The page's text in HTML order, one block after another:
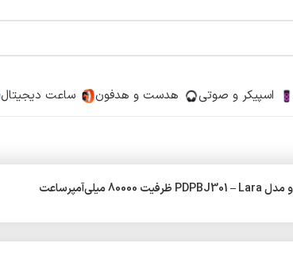
اسپیکر و صوتی هدست و هدفون ساعت دیجیتال